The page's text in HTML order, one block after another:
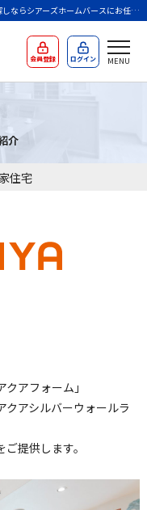
ならシアーズホームバースにお任せ
会員登録 ログイン
住宅
介
アフォーム」
クアシルバーウォールラ
提供します。